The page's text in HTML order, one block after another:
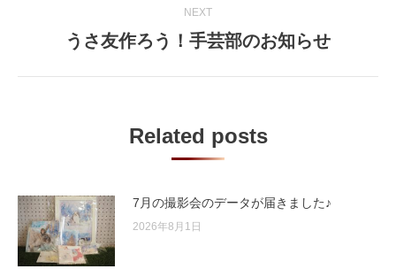
NEXT
Next
うさ友作ろう！手芸部のお知らせ
Related posts
7月の撮影会のデータが届きました♪
2026年8月1日